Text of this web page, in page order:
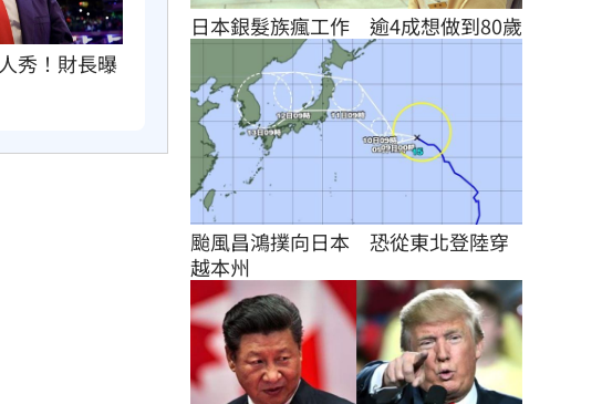
秀！財長曝
日本銀髮族瘋工作　逾4成想做到80歲
颱風昌鴻撲向日本　恐從東北登陸穿
越本州